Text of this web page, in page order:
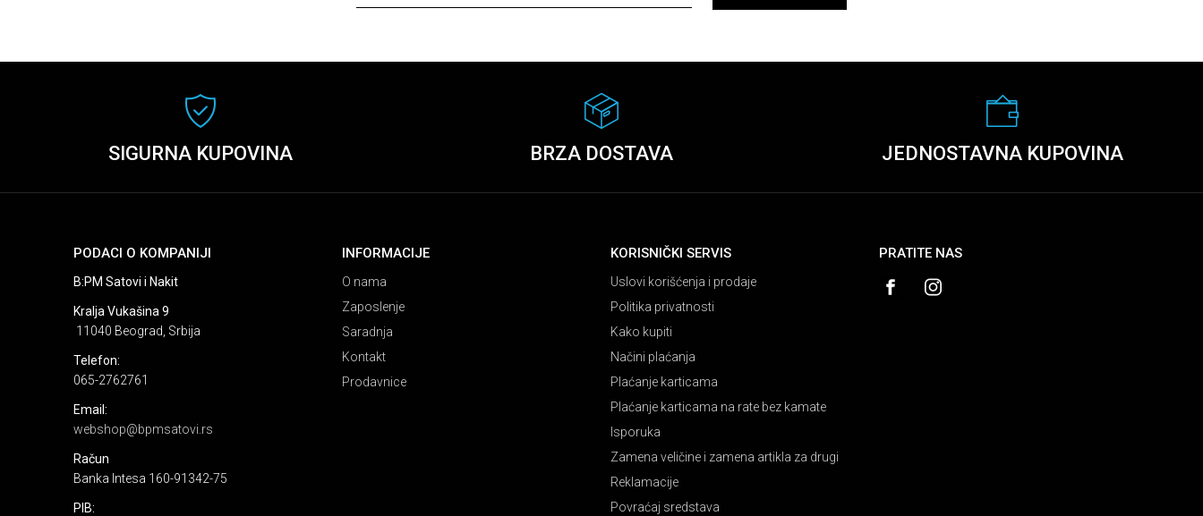
SIGURNA KUPOVINA BRZA DOSTAVA JEDNOSTAVNA KUPOVINA
PODACI O KOMPANIJI
B:PM Satovi i Nakit
Kralja Vukašina 9
11040 Beograd, Srbija
Telefon:
065-2762761
Email:
webshop@bpmsatovi.rs
Račun
Banka Intesa 160-91342-75
PIB:
INFORMACIJE
O nama
Zaposlenje
Saradnja
Kontakt
Prodavnice
KORISNIČKI SERVIS
Uslovi korišćenja i prodaje
Politika privatnosti
Kako kupiti
Načini plaćanja
Plaćanje karticama
Plaćanje karticama na rate bez kamate
Isporuka
Zamena veličine i zamena artikla za drugi
Reklamacije
Povraćaj sredstava
PRATITE NAS